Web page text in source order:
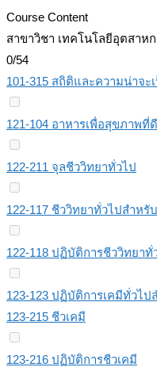
Course Content
สาขาวิชา เทคโนโลยีอุตสาห
0/54
101-315 สถิติและความน่าจะ
121-104 อาหารเพื่อสุขภาพที่ดี
122-211 จุลชีววิทยาทั่วไป
122-117 ชีววิทยาทั่วไปสำหรั
122-118 ปฏิบัติการชีววิทยา
123-123 ปฏิบัติการเคมีทั่วไ
123-215 ชีวเคมี
123-216 ปฏิบัติการชีวเคมี